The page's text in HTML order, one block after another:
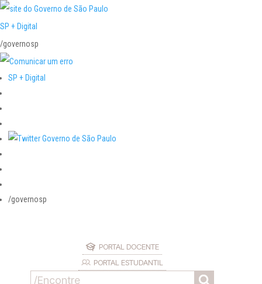
SP + Digital
/governosp
SP + Digital
/governosp
PORTAL DOCENTE
PORTAL ESTUDANTIL